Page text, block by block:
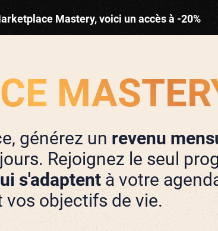
Mastery, voici un accès à -20%
générez un revenu
Rejoignez le seul
s'adaptent à votre
vos objectifs de vie.